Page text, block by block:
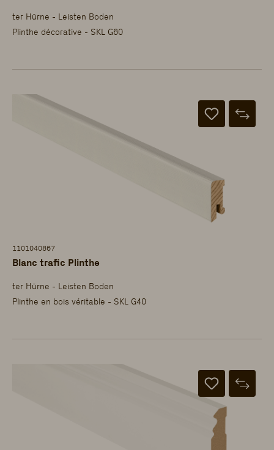
ter Hürne - Leisten Boden
Plinthe décorative - SKL G60
1101040867
Blanc trafic Plinthe
ter Hürne - Leisten Boden
Plinthe en bois véritable - SKL G40